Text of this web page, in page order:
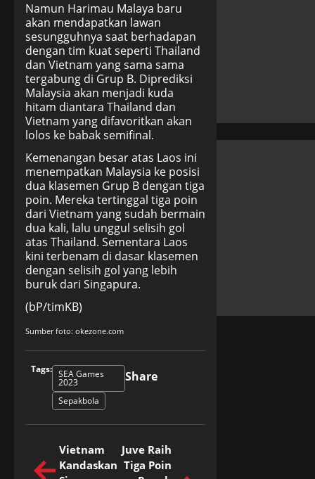
Namun Harimau Malaya baru
akan mendapatkan lawan
sesungguhnya saat berhadapan
dengan tim kuat seperti Thailand
dan Vietnam yang sama sama
tergabung di Grup B. Diprediksi
Malaysia akan menjadi kuda
hitam diantara Thailand dan
Vietnam yang difavoritkan akan
lolos ke babak semifinal.
Kemenangan besar atas Laos ini
menempatkan Malaysia ke posisi
dua klasemen Grup B dengan tiga
poin. Mereka tertinggal tiga poin
dari Vietnam yang sudah bermain
dua kali, lalu unggul selisih gol
atas Thailand. Sementara Laos
kini terbenam di dasar klasemen
dengan selisih gol yang lebih
buruk dari Singapura.
(bP/timKB)
Sumber foto: okezone.com
Tags: SEA Games
2023
Sepakbola
Share
Vietnam
Kandaskan
Juve Raih
Tiga Poin